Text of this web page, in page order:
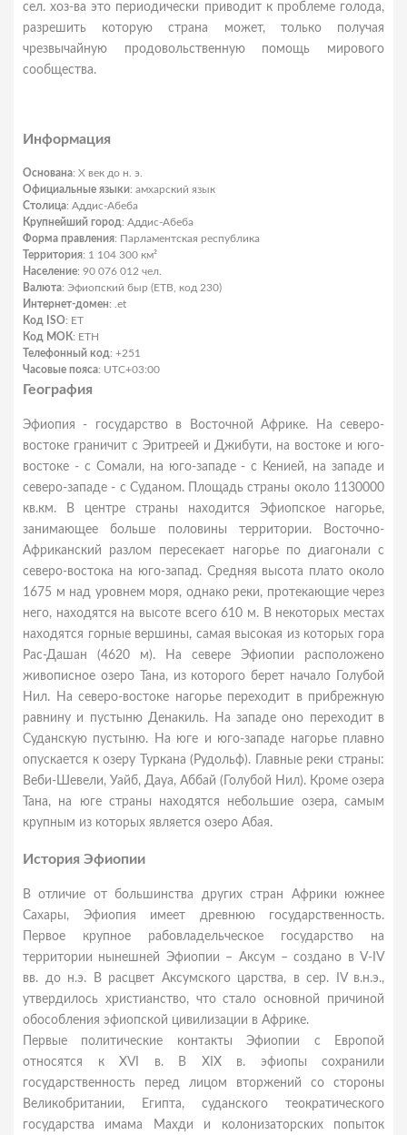
сел. хоз-ва это периодически приводит к проблеме голода,
разрешить которую страна может, только получая
чрезвычайную продовольственную помощь мирового
сообщества.
Информация
Основана: X век до н. э.
Официальные языки: амхарский язык
Столица: Аддис-Абеба
Крупнейший город: Аддис-Абеба
Форма правления: Парламентская республика
Территория: 1 104 300 км²
Население: 90 076 012 чел.
Валюта: Эфиопский быр (ETB, код 230)
Интернет-домен: .et
Код ISO: ET
Код МОК: ETH
Телефонный код: +251
Часовые пояса: UTC+03:00
География
Эфиопия - государство в Восточной Африке. На северо-
востоке граничит с Эритреей и Джибути, на востоке и юго-
востоке - с Сомали, на юго-западе - с Кенией, на западе и
северо-западе - с Суданом. Площадь страны около 1130000
кв.км. В центре страны находится Эфиопское нагорье,
занимающее больше половины территории. Восточно-
Африканский разлом пересекает нагорье по диагонали с
северо-востока на юго-запад. Средняя высота плато около
1675 м над уровнем моря, однако реки, протекающие через
него, находятся на высоте всего 610 м. В некоторых местах
находятся горные вершины, самая высокая из которых гора
Рас-Дашан (4620 м). На севере Эфиопии расположено
живописное озеро Тана, из которого берет начало Голубой
Нил. На северо-востоке нагорье переходит в прибрежную
равнину и пустыню Денакиль. На западе оно переходит в
Суданскую пустыню. На юге и юго-западе нагорье плавно
опускается к озеру Туркана (Рудольф). Главные реки страны:
Веби-Шевели, Уайб, Дауа, Аббай (Голубой Нил). Кроме озера
Тана, на юге страны находятся небольшие озера, самым
крупным из которых является озеро Абая.
История Эфиопии
В отличие от большинства других стран Африки южнее
Сахары, Эфиопия имеет древнюю государственность.
Первое крупное рабовладельческое государство на
территории нынешней Эфиопии – Аксум – создано в V-IV
вв. до н.э. В расцвет Аксумского царства, в сер. IV в.н.э.,
утвердилось христианство, что стало основной причиной
обособления эфиопской цивилизации в Африке.
Первые политические контакты Эфиопии с Европой
относятся к XVI в. В XIX в. эфиопы сохранили
государственность перед лицом вторжений со стороны
Великобритании, Египта, суданского теократического
государства имама Махди и колонизаторских попыток